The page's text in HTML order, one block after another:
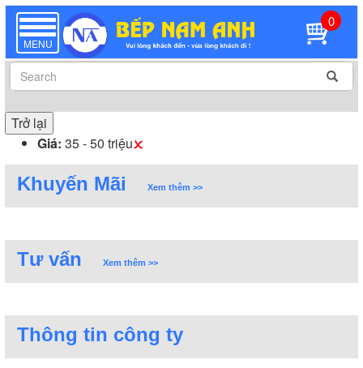
TOGGLE
NAVIGATION
MENU
0
Trở lại
Giá: 35 - 50 triệu
Khuyến Mãi Xem thêm >>
Tư vấn Xem thêm >>
Thông tin công ty